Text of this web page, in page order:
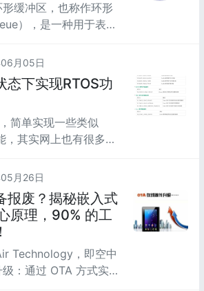
缓冲区，也称作环形
），是一种用于表示
。如下为环形缓冲区
念示意图。
月05日
态下实现RTOS功
简单实现一些类似
，其实网上也有很多组
月26日
报废？揭秘嵌入式
原理，90% 的工
Technology，即空中
：通过 OTA 方式实现